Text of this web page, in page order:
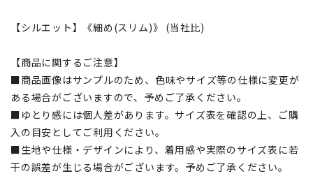
【シルエット】《細め(スリム)》 (当社比)
【商品に関するご注意】
■商品画像はサンプルのため、色味やサイズ等の仕様に変更が
ある場合がございますので、予めご了承ください。
■ゆとり感には個人差があります。サイズ表を確認の上、ご購
入の目安としてご利用ください。
■生地や仕様・デザインにより、着用感や実際のサイズ表に若
干の誤差が生じる場合がございます。予めご了承ください。